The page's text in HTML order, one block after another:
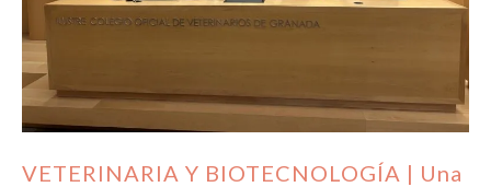
VETERINARIA Y BIOTECNOLOGÍA | Una